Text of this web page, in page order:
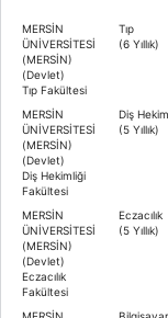
MERSİN
ÜNİVERSİTESİ
(MERSİN)
(Devlet)
Tıp Fakültesi
Tıp
(6 Yıllık)
MERSİN
ÜNİVERSİTESİ
(MERSİN)
(Devlet)
Diş Hekimliği
Fakültesi
Diş
(5 Yıllık)
MERSİN
ÜNİVERSİTESİ
(MERSİN)
(Devlet)
Eczacılık
Fakültesi
Eczacılık
(5 Yıllık)